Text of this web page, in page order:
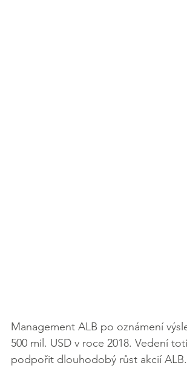
Management ALB po oznámení
500 mil. USD v roce 2018. Vedení
podpořit dlouhodobý růst akcií ALB.